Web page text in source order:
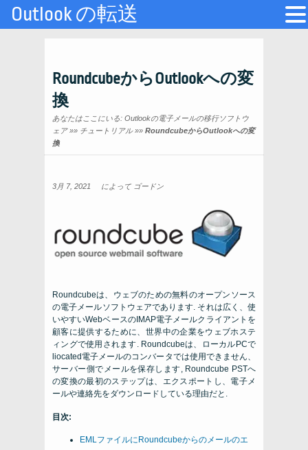
RoundcubeからOutlookへの変
換
あなたはここにいる: Outlookの電子メールの移行ソフトウ
ェア»» チュートリアル»» RoundcubeからOutlookへの変
換
3月 7, 2021 によって ゴードン
Roundcubeは、ウェブのための無料のオープンソース
の電子メールソフトウェアであります. それは広く、使
いやすいWebベースのIMAP電子メールクライアントを
顧客に提供するために、世界中の企業をウェブホステ
ィングで使用されます. Roundcubeは、ローカルPCで
liocated電子メールのコンバータでは使用できません、
サーバー側でメールを保存します, Roundcube PSTへ
の変換の最初のステップは、エクスポートし、電子メ
ールや連絡先をダウンロードしている理由だと.
目次:
EMLファイルにRoundcubeからのメールのエ
Outlook の転送